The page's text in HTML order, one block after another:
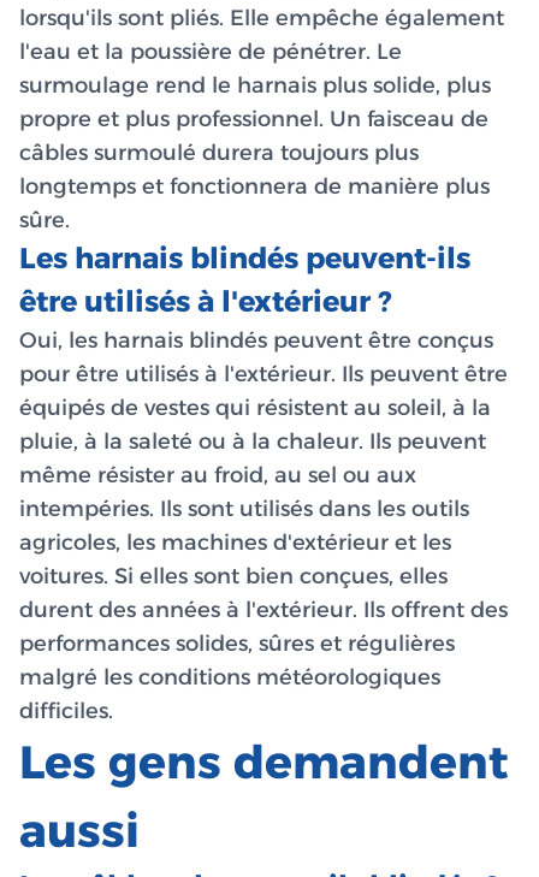
lorsqu'ils sont pliés. Elle empêche également
l'eau et la poussière de pénétrer. Le
surmoulage rend le harnais plus solide, plus
propre et plus professionnel. Un faisceau de
câbles surmoulé durera toujours plus
longtemps et fonctionnera de manière plus
sûre.
Les harnais blindés peuvent-ils
être utilisés à l'extérieur ?
Oui, les harnais blindés peuvent être conçus
pour être utilisés à l'extérieur. Ils peuvent être
équipés de vestes qui résistent au soleil, à la
pluie, à la saleté ou à la chaleur. Ils peuvent
même résister au froid, au sel ou aux
intempéries. Ils sont utilisés dans les outils
agricoles, les machines d'extérieur et les
voitures. Si elles sont bien conçues, elles
durent des années à l'extérieur. Ils offrent des
performances solides, sûres et régulières
malgré les conditions météorologiques
difficiles.
Les gens demandent
aussi